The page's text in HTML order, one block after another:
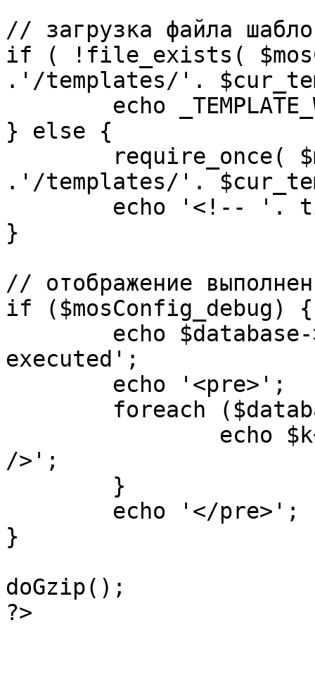
// загрузка файла
if ( !file_exists(
.'/templates/'.
} else {
.'/templates/'.
}
// отображение
if ($mosConfig_debug) {
executed';
/>';
}
doGzip();
?>